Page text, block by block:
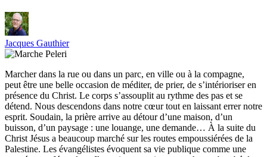
Jacques Gauthier
Marcher dans la rue ou dans un parc, en ville ou à la compagne,
peut être une belle occasion de méditer, de prier, de s’intérioriser en
présence du Christ. Le corps s’assouplit au rythme des pas et se
détend. Nous descendons dans notre cœur tout en laissant errer notre
esprit. Soudain, la prière arrive au détour d’une maison, d’un
buisson, d’un paysage : une louange, une demande… À la suite du
Christ Jésus a beaucoup marché sur les routes empoussiérées de la
Palestine. Les évangélistes évoquent sa vie publique comme une